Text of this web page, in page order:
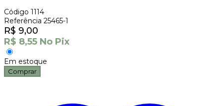
Código 1114
Referência 25465-1
R$ 9,00
R$ 8,55 No Pix
Em estoque
Comprar